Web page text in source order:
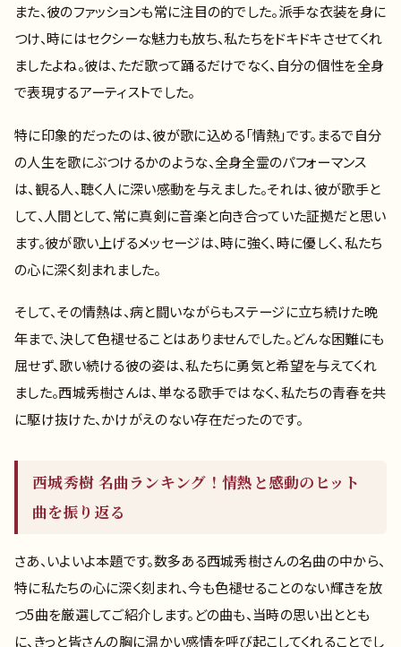
また、彼のファッションも常に注目の的でした。派手な衣装を身に
つけ、時にはセクシーな魅力も放ち、私たちをドキドキさせてくれ
ましたよね。彼は、ただ歌って踊るだけでなく、自分の個性を全身
で表現するアーティストでした。
特に印象的だったのは、彼が歌に込める「情熱」です。まるで自分
の人生を歌にぶつけるかのような、全身全霊のパフォーマンス
は、観る人、聴く人に深い感動を与えました。それは、彼が歌手と
して、人間として、常に真剣に音楽と向き合っていた証拠だと思い
ます。彼が歌い上げるメッセージは、時に強く、時に優しく、私たち
の心に深く刻まれました。
そして、その情熱は、病と闘いながらもステージに立ち続けた晩
年まで、決して色褪せることはありませんでした。どんな困難にも
屈せず、歌い続ける彼の姿は、私たちに勇気と希望を与えてくれ
ました。西城秀樹さんは、単なる歌手ではなく、私たちの青春を共
に駆け抜けた、かけがえのない存在だったのです。
西城秀樹 名曲ランキング！情熱と感動のヒット
曲を振り返る
さあ、いよいよ本題です。数多ある西城秀樹さんの名曲の中から、
特に私たちの心に深く刻まれ、今も色褪せることのない輝きを放
つ5曲を厳選してご紹介します。どの曲も、当時の思い出ととも
に、きっと皆さんの胸に温かい感情を呼び起こしてくれることでし